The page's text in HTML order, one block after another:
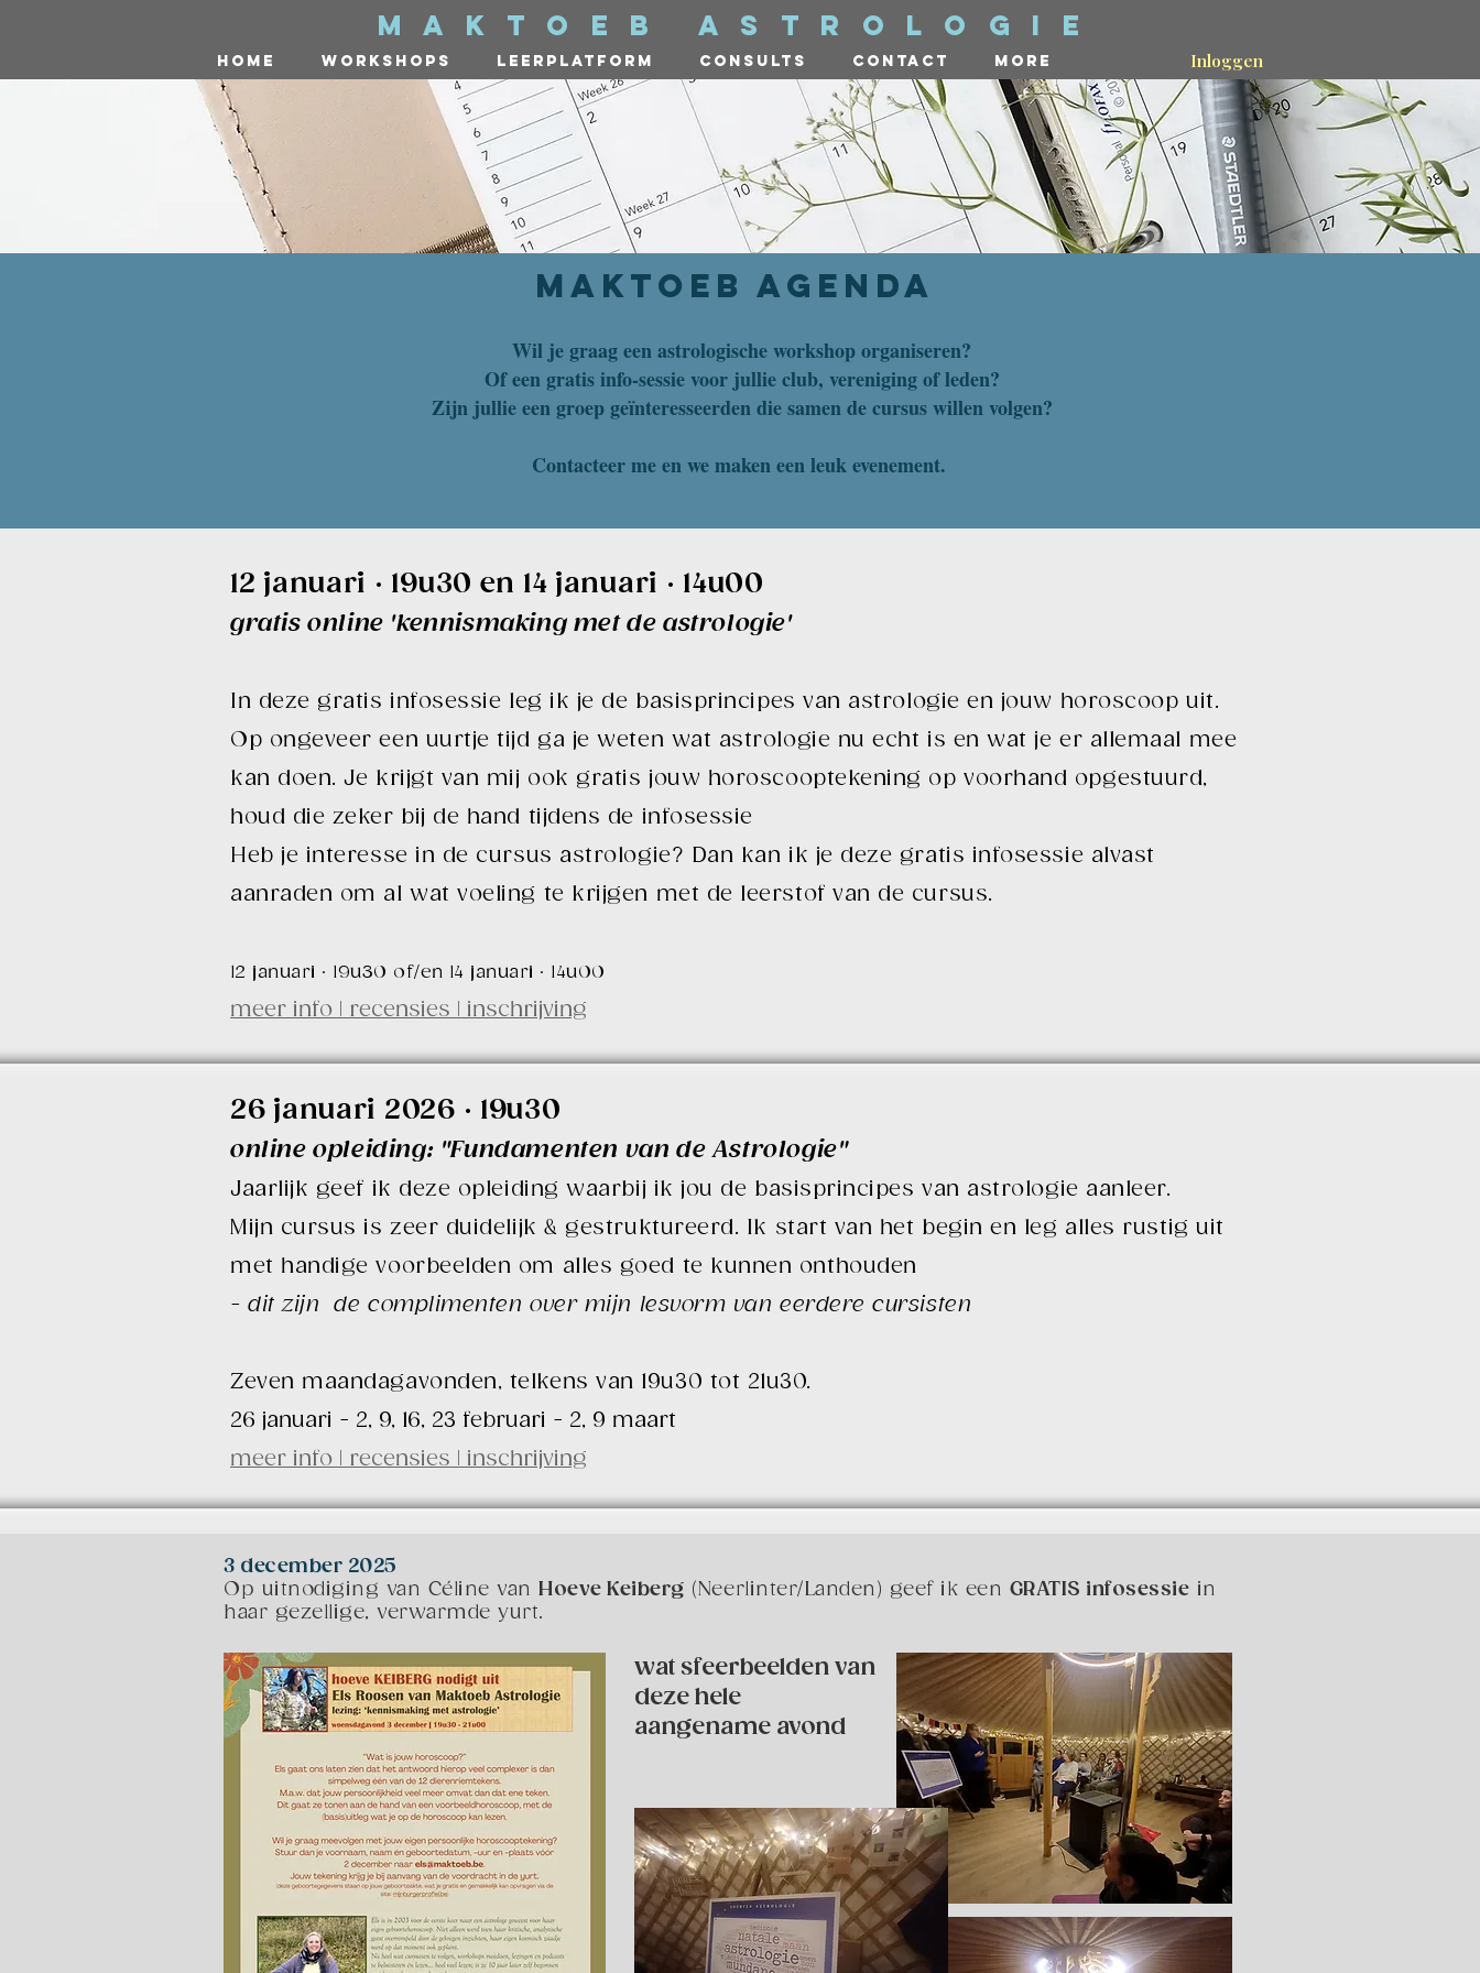
maktoeb astrologie
home workshops leerplatform consults contact More Inloggen
maktoeb agenda
Wil je graag een astrologische workshop organiseren?
Of een gratis info-sessie voor jullie club, vereniging of leden?
Zijn jullie een groep geïnteresseerden die samen de cursus willen volgen?
Contacteer me en we maken een leuk evenement.
12 januari · 19u30 en 14 januari · 14u00
gratis online 'kennismaking met de astrologie'
In deze gratis infosessie leg ik je de basisprincipes van astrologie en jouw horoscoop uit.
Op ongeveer een uurtje tijd ga je weten wat astrologie nu echt is en wat je er allemaal mee
kan doen. Je krijgt van mij ook gratis jouw horoscooptekening op voorhand opgestuurd,
houd die zeker bij de hand tijdens de infosessie
Heb je interesse in de cursus astrologie? Dan kan ik je deze gratis infosessie alvast
aanraden om al wat voeling te krijgen met de leerstof van de cursus.
12 januari · 19u30 of/en 14 januari · 14u00
meer info | recensies | inschrijving
26 januari 2026 · 19u30
online opleiding: "Fundamenten van de Astrologie"
Jaarlijk geef ik deze opleiding waarbij ik jou de basisprincipes van astrologie aanleer.
Mijn cursus is zeer duidelijk & gestruktureerd. Ik start van het begin en leg alles rustig uit
met handige voorbeelden om alles goed te kunnen onthouden
- dit zijn de complimenten over mijn lesvorm van eerdere cursisten
Zeven maandagavonden, telkens van 19u30 tot 21u30.
26 januari - 2, 9, 16, 23 februari - 2, 9 maart
meer info | recensies | inschrijving
3 december 2025
Op uitnodiging van Céline vanHoeve Keiberg (Neerlinter/Landen) geef ik een GRATIS infosessie in
haar gezellige, verwarmde yurt.
wat sfeerbeelden van
deze hele
aangename avond